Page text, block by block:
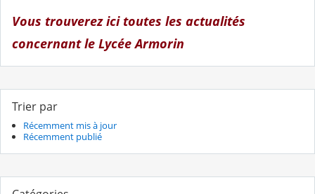
Vous trouverez ici toutes les actualités
concernant le Lycée Armorin
Trier par
Récemment mis à jour
Récemment publié